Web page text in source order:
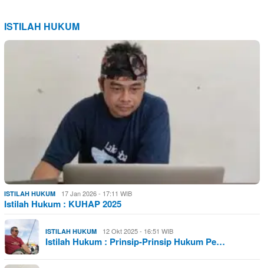
ISTILAH HUKUM
ISTILAH HUKUM 17 Jan 2026 - 17:11 WIB
Istilah Hukum : KUHAP 2025
ISTILAH HUKUM 12 Okt 2025 - 16:51 WIB
Istilah Hukum : Prinsip-Prinsip Hukum Pe…